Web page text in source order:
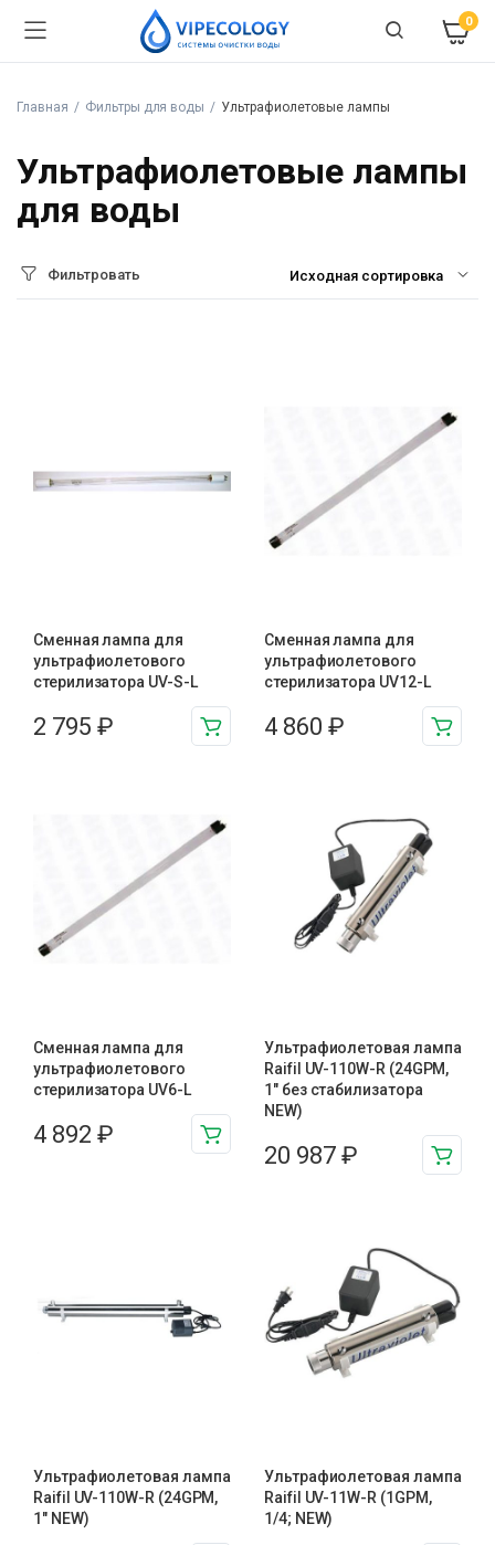
0
Главная Фильтры для воды Ультрафиолетовые лампы
Ультрафиолетовые лампы
для воды
Фильтровать
Сменная лампа для
ультрафиолетового
стерилизатора UV-S-L
2 795 ₽
Сменная лампа для
ультрафиолетового
стерилизатора UV12-L
4 860 ₽
Сменная лампа для
ультрафиолетового
стерилизатора UV6-L
4 892 ₽
Ультрафиолетовая лампа
Raifil UV-110W-R (24GPM,
1″ без стабилизатора
NEW)
20 987 ₽
Ультрафиолетовая лампа
Raifil UV-110W-R (24GPM,
1" NEW)
Ультрафиолетовая лампа
Raifil UV-11W-R (1GPM,
1/4; NEW)